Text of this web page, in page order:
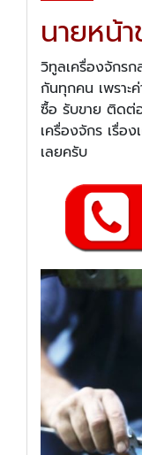
นายหน้
วิทูลเครื่องจักร
กันทุกคน เพราะ
ซื้อ รับขาย ติดต่อ
เครื่องจักร เรื่อ
เลยครับ